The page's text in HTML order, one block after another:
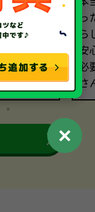
歴のあ
ていた
、事故は
はまた
✕